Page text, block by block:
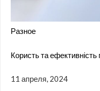
Разное
Користь та ефективність
11 апреля, 2024